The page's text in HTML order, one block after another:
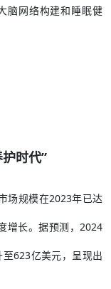
脑网络构建和睡眠健
时代”
场规模在2023年已达
增长。据预测，2024
623亿美元，呈现出